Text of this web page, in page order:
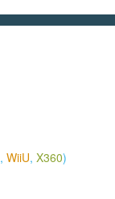
,WiiU,X360)